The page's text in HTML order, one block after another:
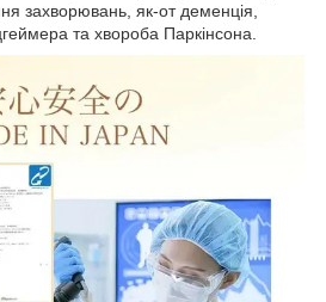
захворювань, як-от деменція,
та хвороба Паркінсона.